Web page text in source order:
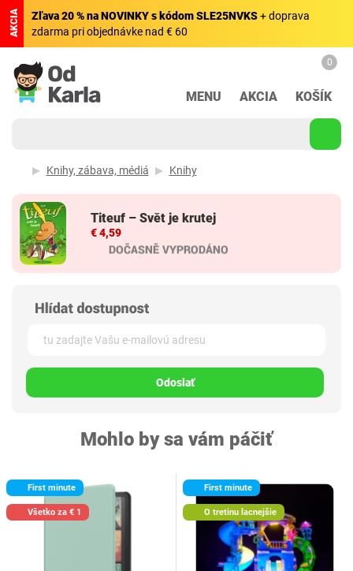
AKCIA Zľava 20 % na NOVINKY s kódom SLE25NVKS+ doprava
zdarma pri objednávke nad € 60
MENU AKCIA
0
KOŠÍK
Knihy, zábava, médiá Knihy
Titeuf – Svět je krutej
€ 4,59
Odoslať
Mohlo by sa vám páčiť
First minute
Všetko za € 1
First minute
O tretinu lacnejšie